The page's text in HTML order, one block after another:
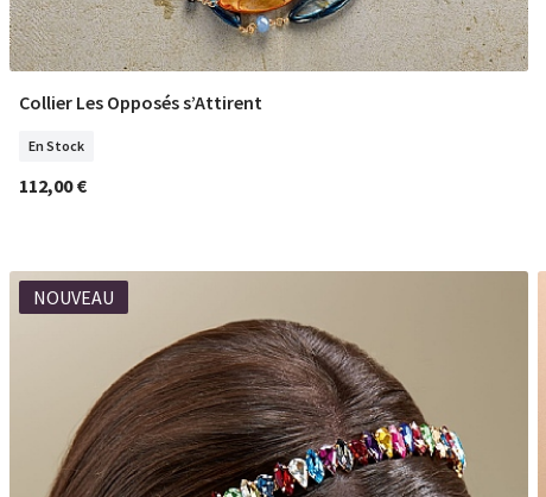
COMMANDER
Collier Les Opposés s’Attirent
En Stock
112,00 €
NOUVEAU